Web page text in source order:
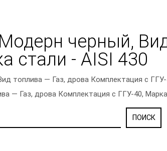
черный,
стали - AISI 430
топлива — Газ, дрова Комплектация с
— Газ, дрова Комплектация с ГГУ-40,